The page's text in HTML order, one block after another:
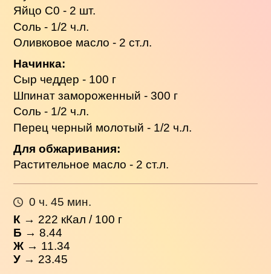
Яйцо С0 - 2 шт.
Соль - 1/2 ч.л.
Оливковое масло - 2 ст.л.
Начинка:
Сыр чеддер - 100 г
Шпинат замороженный - 300 г
Соль - 1/2 ч.л.
Перец черный молотый - 1/2 ч.л.
Для обжаривания:
Растительное масло - 2 ст.л.
0 ч. 45 мин.
К → 222 кКал / 100 г
Б → 8.44
Ж → 11.34
У → 23.45